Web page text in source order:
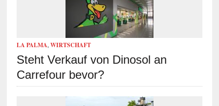
LA PALMA, WIRTSCHAFT
Steht Verkauf von Dinosol an
Carrefour bevor?